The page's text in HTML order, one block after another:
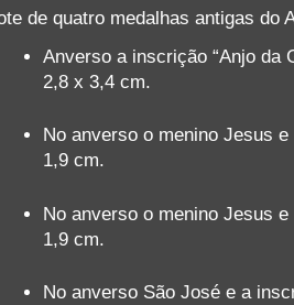
de quatro medalhas antigas do
Anverso a inscrição “Anjo da
2,8 x 3,4 cm.
No anverso o menino Jesus
1,9 cm.
No anverso o menino Jesus
1,9 cm.
No anverso São José e a